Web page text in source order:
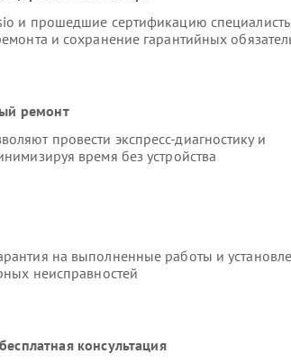
и прошедшие сертификацию
и сохранение гарантийных
ремонт
провести экспресс-диагностику и
время без устройства
на выполненные работы и
неисправностей
консультация